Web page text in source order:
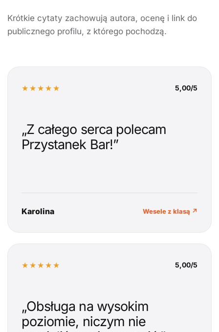
Krótkie cytaty zachowują autora, ocenę i link do
publicznego profilu, z którego pochodzą.
★★★★★ 5,00/5
„Z całego serca polecam
Przystanek Bar!”
Karolina Wesele z klasą ↗
★★★★★ 5,00/5
„Obsługa na wysokim
poziomie, niczym nie